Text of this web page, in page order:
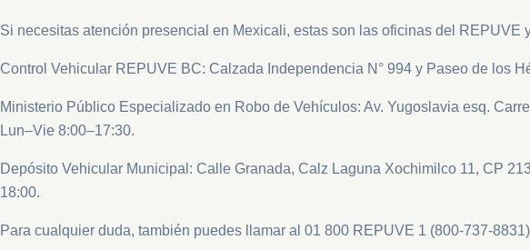
Si necesitas atención presencial en Mexicali, estas son las oficinas del REPUVE
Control Vehicular REPUVE BC: Calzada Independencia N° 994 y Paseo de los
Ministerio Público Especializado en Robo de Vehículos: Av. Yugoslavia esq.
Lun–Vie 8:00–17:30.
Depósito Vehicular Municipal: Calle Granada, Calz Laguna Xochimilco 11, CP
18:00.
Para cualquier duda, también puedes llamar al 01 800 REPUVE 1 (800-737-